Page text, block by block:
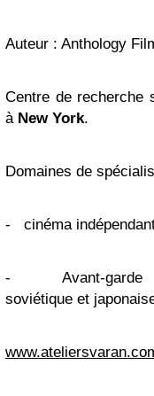
Auteur : Anthology
Centre de recherche
à New York.
Domaines de
- cinéma
-
Avant-garde
soviétique et